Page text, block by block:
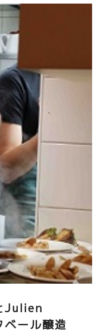
インには常に、優し
ネラル感は本当に素
Julien
ール醸造